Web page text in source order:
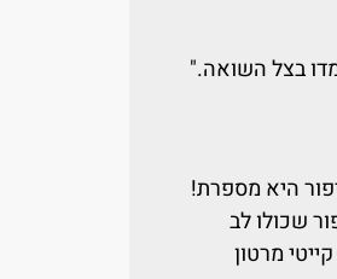
בצל השואה."
היא מספרת!
שכולו לב
מרטון